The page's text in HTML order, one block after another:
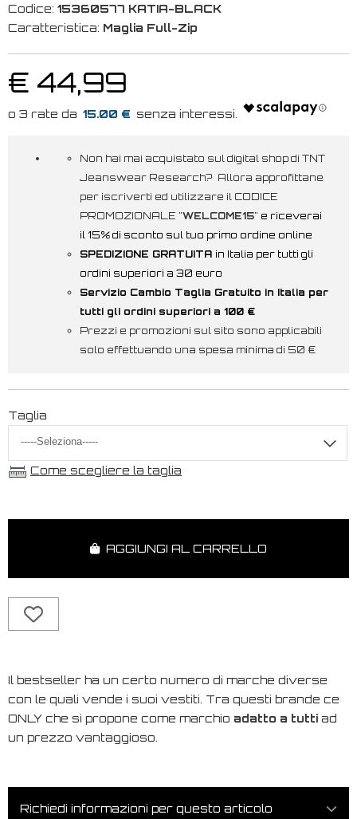
Codice: 15360577 KATIA-BLACK
Caratteristica: Maglia Full-Zip
€ 44,99
15.00 €
Non hai mai acquistato sul digital shop di TNT
Jeanswear Research? Allora approfittane
per iscriverti ed utilizzare il CODICE
PROMOZIONALE "WELCOME15" e riceverai
il 15% di sconto sul tuo primo ordine online
SPEDIZIONE GRATUITA in Italia per tutti gli
ordini superiori a 30 euro
Servizio Cambio Taglia Gratuito in Italia per
tutti gli ordini superiori a 100 €
Prezzi e promozioni sul sito sono applicabili
solo effettuando una spesa minima di 50 €
Taglia
Come scegliere la taglia
AGGIUNGI AL CARRELLO
Il bestseller ha un certo numero di marche diverse
con le quali vende i suoi vestiti. Tra questi brande ce
ONLY che si propone come marchio adatto a tutti ad
un prezzo vantaggioso.
Richiedi informazioni per questo articolo